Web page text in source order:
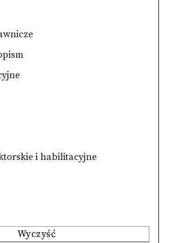
i habilitacyjne
Wyczyść